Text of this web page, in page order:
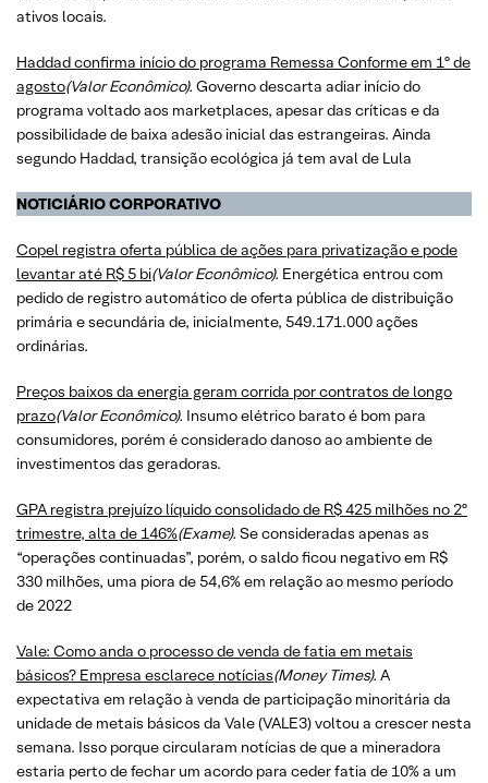
ativos locais.
​​​​​​​Haddad confirma início do programa Remessa Conforme em 1º de
agosto(Valor Econômico). Governo descarta adiar início do
programa voltado aos marketplaces, apesar das críticas e da
possibilidade de baixa adesão inicial das estrangeiras. Ainda
segundo Haddad, transição ecológica já tem aval de Lula
NOTICIÁRIO CORPORATIVO
​​​​​​​Copel registra oferta pública de ações para privatização e pode
levantar até R$ 5 bi(Valor Econômico). Energética entrou com
pedido de registro automático de oferta pública de distribuição
primária e secundária de, inicialmente, 549.171.000 ações
ordinárias.
Preços baixos da energia geram corrida por contratos de longo
prazo(Valor Econômico). Insumo elétrico barato é bom para
consumidores, porém é considerado danoso ao ambiente de
investimentos das geradoras.
GPA registra prejuízo líquido consolidado de R$ 425 milhões no 2º
trimestre, alta de 146%(Exame). Se consideradas apenas as
“operações continuadas”, porém, o saldo ficou negativo em R$
330 milhões, uma piora de 54,6% em relação ao mesmo período
de 2022
Vale: Como anda o processo de venda de fatia em metais
básicos? Empresa esclarece notícias(Money Times). A
expectativa em relação à venda de participação minoritária da
unidade de metais básicos da Vale (VALE3) voltou a crescer nesta
semana. Isso porque circularam notícias de que a mineradora
estaria perto de fechar um acordo para ceder fatia de 10% a um